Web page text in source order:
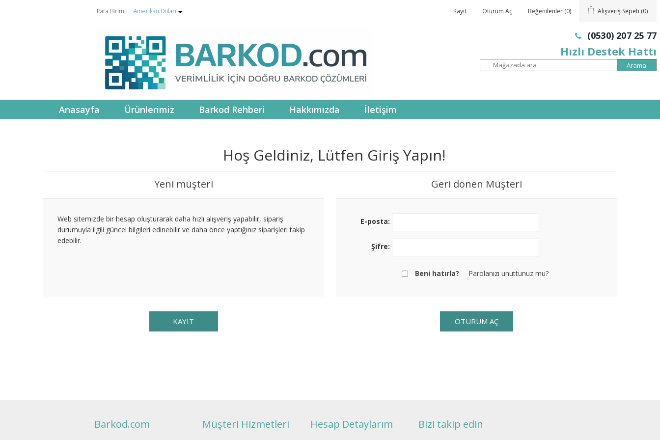
Para Birimi: Amerikan Doları Kayıt Oturum Aç Beğenilenler (0) Alışveriş Sepeti (0)
(0530) 207 25 77
Hızlı Destek Hattı
Anasayfa Ürünlerimiz Barkod Rehberi Hakkımızda İletişim
Hoş Geldiniz, Lütfen Giriş Yapın!
Yeni müşteri
Web sitemizde bir hesap oluşturarak daha hızlı alışveriş yapabilir, sipariş
durumuyla ilgili güncel bilgileri edinebilir ve daha önce yaptığınız siparişleri takip
edebilir.
Geri dönen Müşteri
E-posta:
Şifre:
Beni hatırla? Parolanızı unuttunuz mu?
Barkod.com Müşteri Hizmetleri Hesap Detaylarım Bizi takip edin